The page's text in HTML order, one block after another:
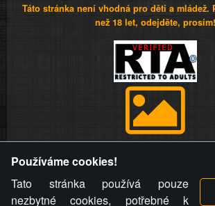
Táto stránka není vhodná pro děti a mládež.
než 18 let, odejděte, prosím!
videa a komentáře. Osoba, které se toto
stránky týče, ani osoba, která umístila
stránku, nemůže z důvodu odstranění
Používáme cookies!
Tato stránka používá pouze
nezbytné cookies, potřebné k